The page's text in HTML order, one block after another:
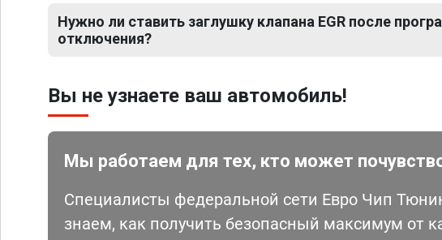
Нужно ли ставить заглушку клапана EGR после
отключения?
Вы не узнаете ваш автомобиль!
Мы работаем для тех, кто может
Специалисты федеральной сети Евро Чип
знаем, как получить безопасный максимум от